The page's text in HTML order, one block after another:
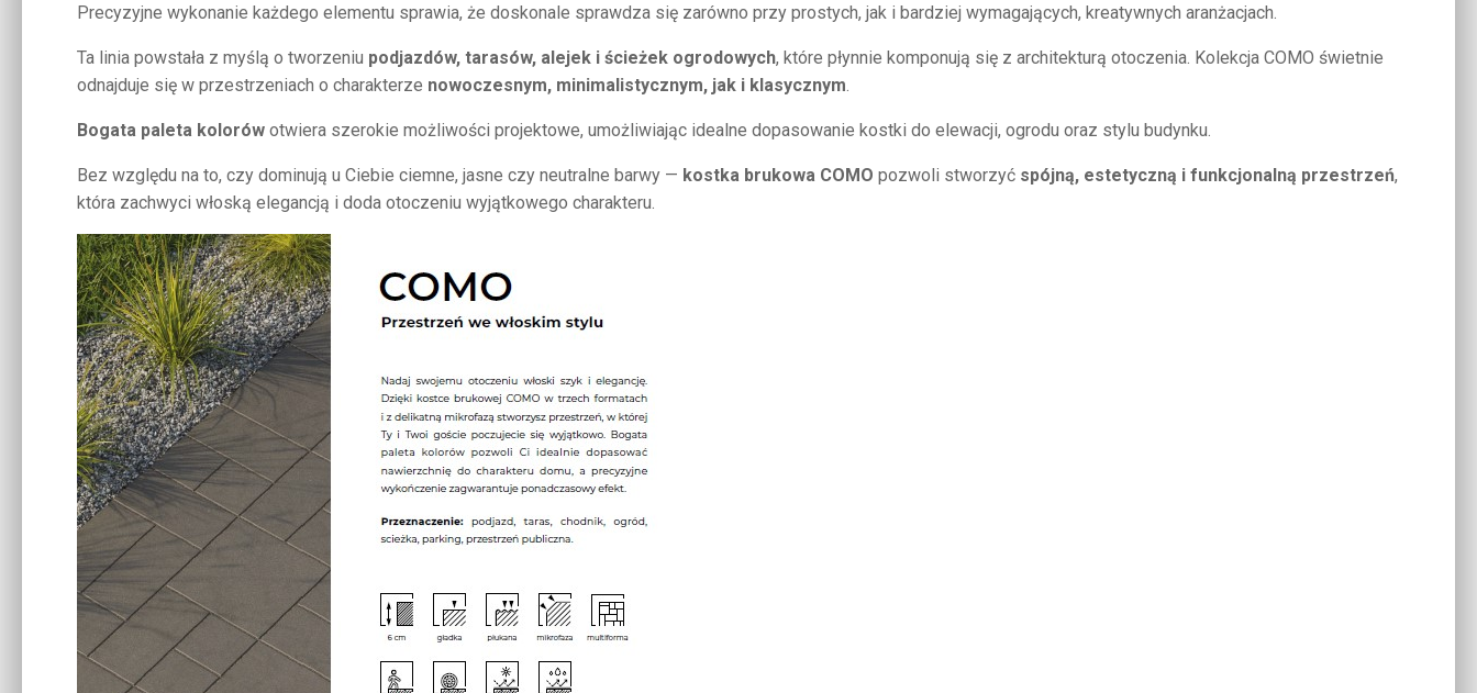
Precyzyjne wykonanie każdego elementu sprawia, że doskonale sprawdza się zarówno przy prostych, jak i bardziej wymagających, kreatywnych aranżacjach.
Ta linia powstała z myślą o tworzeniu podjazdów, tarasów, alejek i ścieżek ogrodowych, które płynnie komponują się z architekturą otoczenia. Kolekcja COMO świetnie
odnajduje się w przestrzeniach o charakterze nowoczesnym, minimalistycznym, jak i klasycznym.
Bogata paleta kolorów otwiera szerokie możliwości projektowe, umożliwiając idealne dopasowanie kostki do elewacji, ogrodu oraz stylu budynku.
Bez względu na to, czy dominują u Ciebie ciemne, jasne czy neutralne barwy — kostka brukowa COMO pozwoli stworzyć spójną, estetyczną i funkcjonalną przestrzeń,
która zachwyci włoską elegancją i doda otoczeniu wyjątkowego charakteru.